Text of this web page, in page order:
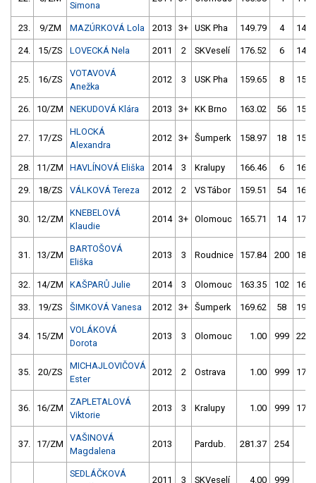
Simona
23. 9/ZM MAZÚRKOVÁ Lola 2013 3+ USK Pha 149.79 4
24. 15/ZS LOVECKÁ Nela 2011 2 SKVeselí 176.52 6
25. 16/ZS
VOTAVOVÁ
Anežka
2012 3 USK Pha 159.65 8
26. 10/ZM NEKUDOVÁ Klára 2013 3+ KK Brno 163.02 56
27. 17/ZS
HLOCKÁ
Alexandra
2012 3+ Šumperk 158.97 18
28. 11/ZM HAVLÍNOVÁ Eliška 2014 3 Kralupy 166.46 6
29. 18/ZS VÁLKOVÁ Tereza 2012 2 VS Tábor 159.51 54
30. 12/ZM
KNEBELOVÁ
Klaudie
2014 3+ Olomouc 165.71 14
31. 13/ZM
BARTOŠOVÁ
Eliška
2013 3 Roudnice 157.84 200
32. 14/ZM KAŠPARŮ Julie 2014 3 Olomouc 163.35 102
33. 19/ZS ŠIMKOVÁ Vanesa 2012 3+ Šumperk 169.62 58
34. 15/ZM
VOLÁKOVÁ
Dorota
2013 3 Olomouc 1.00 999
35. 20/ZS
MICHAJLOVIČOVÁ
Ester
2012 2 Ostrava 1.00 999
36. 16/ZM
ZAPLETALOVÁ
Viktorie
2013 3 Kralupy 1.00 999
37. 17/ZM
VAŠINOVÁ
Magdalena
2013 Pardub. 281.37 254
SEDLÁČKOVÁ
2011 3 SKVeselí 4.00 999